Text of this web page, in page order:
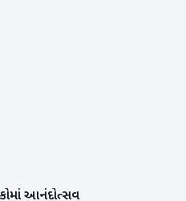
આનંદોત્સવ